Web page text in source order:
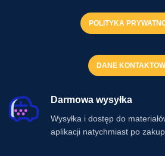
POLITYKA
DANE
Darmowa wysyłka
Wysyłka i dostęp do
aplikacji natychmiast po